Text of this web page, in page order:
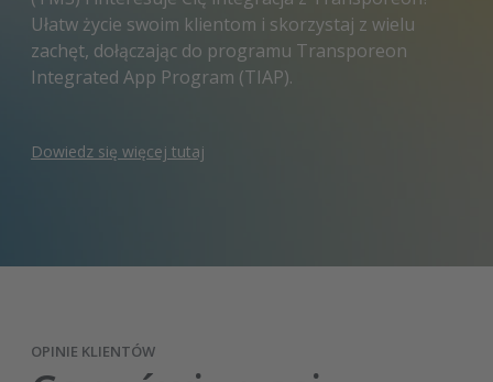
Ułatw życie swoim klientom i skorzystaj z wielu
zachęt, dołączając do programu Transporeon
Integrated App Program (TIAP).
Dowiedz się więcej tutaj
OPINIE KLIENTÓW